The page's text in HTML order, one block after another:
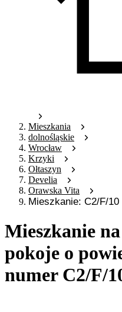
Mieszkania
dolnośląskie
Wrocław
Krzyki
Ołtaszyn
Develia
Orawska Vita
Mieszkanie: C2/F/10
Mieszkanie
pokoje o
numer C2/F/